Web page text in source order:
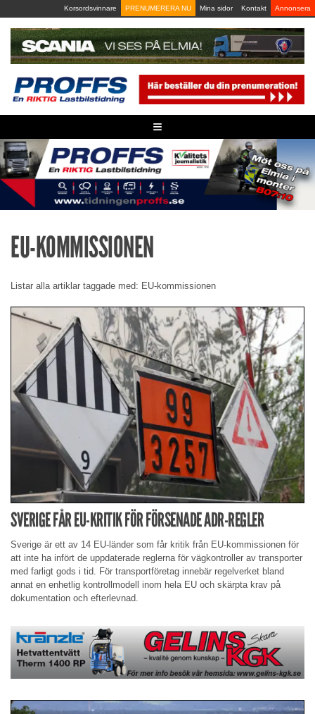
to
content
Korsordsvinnare PRENUMERERA NU Mina sidor Kontakt Annonsera
≡
EU-KOMMISSIONEN
Listar alla artiklar taggade med: EU-kommissionen
SVERIGE FÅR EU-KRITIK FÖR FÖRSENADE ADR-REGLER
Sverige är ett av 14 EU-länder som får kritik från EU-kommissionen för
att inte ha infört de uppdaterade reglerna för vägkontroller av transporter
med farligt gods i tid. För transportföretag innebär regelverket bland
annat en enhetlig kontrollmodell inom hela EU och skärpta krav på
dokumentation och efterlevnad.